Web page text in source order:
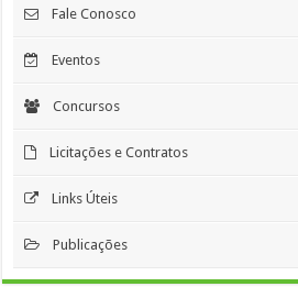
Fale Conosco
Eventos
Concursos
Licitações e Contratos
Links Úteis
Publicações